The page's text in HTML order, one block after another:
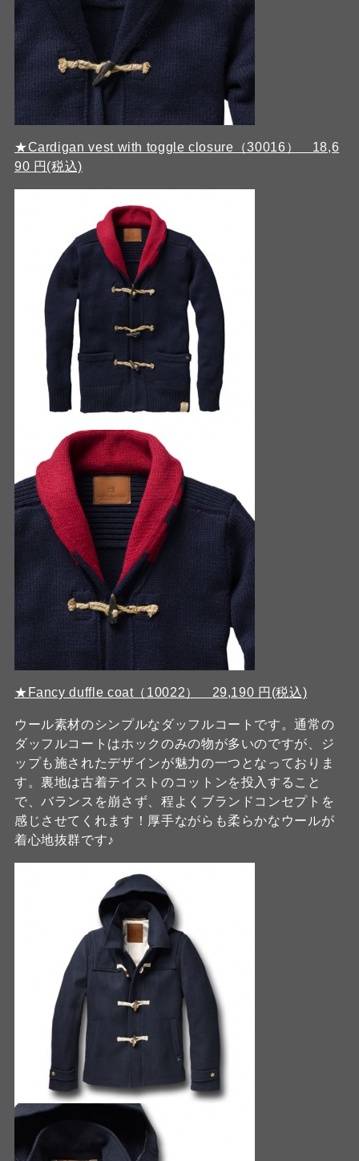
★Cardigan vest with toggle closure（30016） 18,6
90 円(税込)
★Fancy duffle coat（10022） 29,190 円(税込)
ウール素材のシンプルなダッフルコートです。通常の
ダッフルコートはホックのみの物が多いのですが、ジ
ップも施されたデザインが魅力の一つとなっておりま
す。裏地は古着テイストのコットンを投入すること
で、バランスを崩さず、程よくブランドコンセプトを
感じさせてくれます！厚手ながらも柔らかなウールが
着心地抜群です♪